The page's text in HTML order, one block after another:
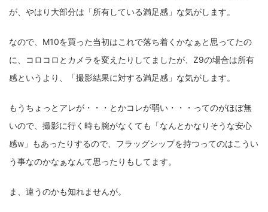
が、やはり大部分は「所有している満足感」な気がします。
なので、M10を買った当初はこれで落ち着くかなぁと思ってたの
に、コロコロとカメラを変えたりしてましたが、Z9の場合は所有
感というより、「撮影結果に対する満足感」な気がします。
もうちょっとアレが・・・とかコレが弱い・・・ってのがほぼ無
いので、撮影に行く時も腕がなくても「なんとかなりそうな安心
感w」もあったりするので、フラッグシップを持つってのはこうい
う事なのかなぁなんて思ったりもしてます。
ま、違うのかも知れませんが。